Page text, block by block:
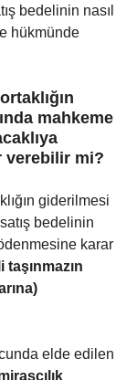
bedelinin nasıl
hükmünde
mahkeme
verebilir mi?
giderilmesi
bedelinin
karar
taşınmazın
elde edilen